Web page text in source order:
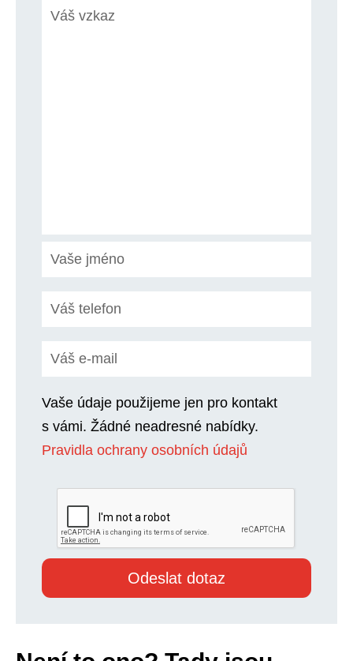
Vaše údaje použijeme jen pro kontakt
s vámi. Žádné neadresné nabídky.
Pravidla ochrany osobních údajů